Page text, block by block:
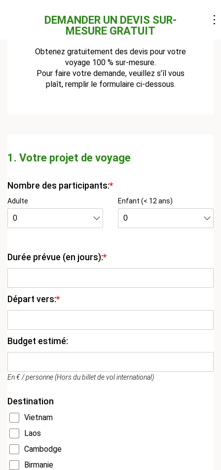
DEMANDER UN DEVIS SUR-
MESURE GRATUIT
Obtenez gratuitement des devis pour votre
voyage 100 % sur-mesure.
Pour faire votre demande, veuillez s’îl vous
plaît, remplir le formulaire ci-dessous.
1. Votre projet de voyage
Nombre des participants:*
Adulte Enfant (< 12 ans)
Durée prévue (en jours):*
Départ vers:*
Budget estimé:
En € / personne (Hors du billet de vol international)
Destination
Vietnam
Laos
Cambodge
Birmanie